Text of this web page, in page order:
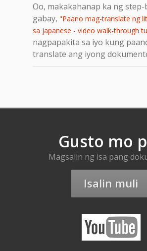
Oo, makakahanap ka ng
gabay, "Paano mag-translate ng
sa japanese - video walk-through
nagpapakita sa iyo kung
translate ang iyong
Gusto mo
Magsalin ng isa pang
Isalin muli